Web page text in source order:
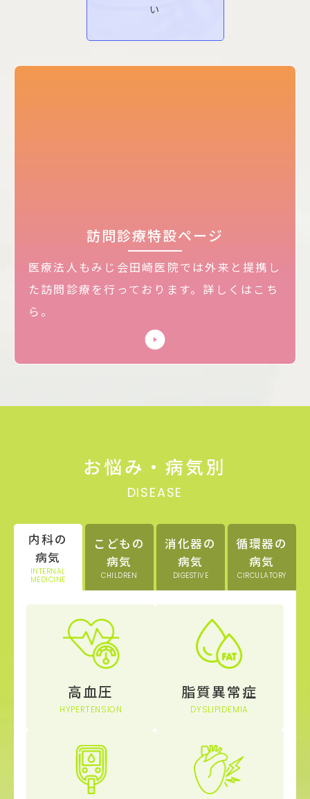
い
訪問診療特設ページ
医療法人もみじ会田崎医院では外来と提携し
た訪問診療を行っております。詳しくはこち
ら。
お悩み・病気別
DISEASE
内科の
病気
INTERNAL
MEDICINE
こどもの
病気
CHILDREN
消化器の
病気
DIGESTIVE
循環器の
病気
CIRCULATORY
高血圧
HYPERTENSION
脂質異常症
DYSLIPIDEMIA